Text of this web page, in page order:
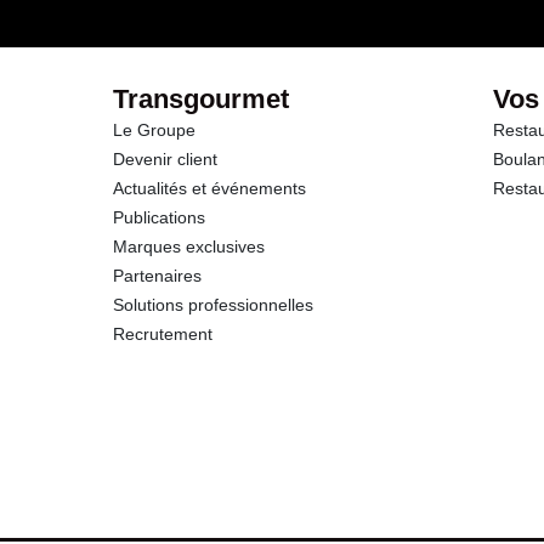
Protéines
Sel
Sodium
Calcium
Transgourmet
Le Groupe
Devenir client
Actualités et événements
Publications
Marques exclusives
Partenaires
Solutions professionnelles
Recrutement